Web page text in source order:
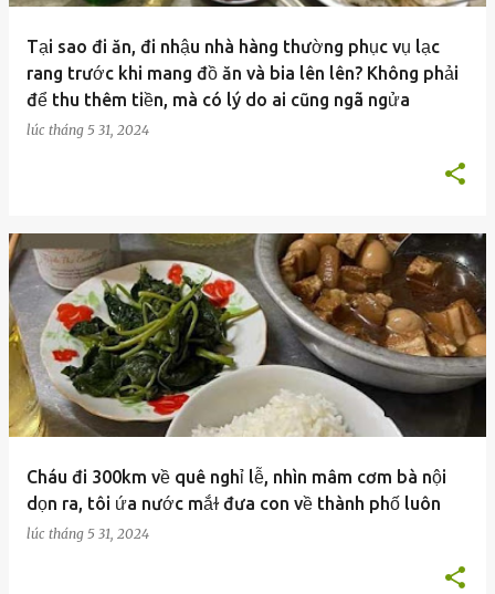
Tại sao đi ăn, đi nhậu nhà hàng thường phục vụ lạc
rang trước khi mang đồ ăn và bia lên lên? Không phải
để thu thêm tiền, mà có lý do ai cũng ngã ngửa
lúc tháng 5 31, 2024
Cháu đi 300km về quê nghỉ lễ, nhìn mâm cơm bà nội
dọn ra, tôi ứa nước mắɫ đưa con về thành phố luôn
lúc tháng 5 31, 2024